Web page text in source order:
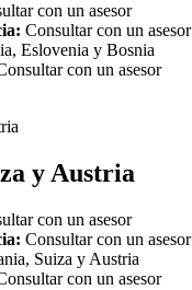
con un asesor
Consultar con un asesor
Eslovenia y Bosnia
con un asesor
y Austria
con un asesor
Consultar con un asesor
Suiza y Austria
con un asesor